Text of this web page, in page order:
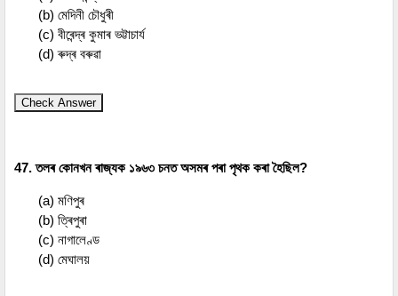
(b) মেদিনী চৌধুৰী
(c) বীৰেন্দ্ৰ কুমাৰ ভট্টাচাৰ্য
(d) ৰুদ্ৰ বৰুৱা
Check Answer
47. তলৰ কোনখন ৰাজ্যক ১৯৬৩ চনত অসমৰ পৰা পৃথক কৰা হৈছিল?
(a) মণিপুৰ
(b) ত্ৰিপুৰা
(c) নাগালেণ্ড
(d) মেঘালয়